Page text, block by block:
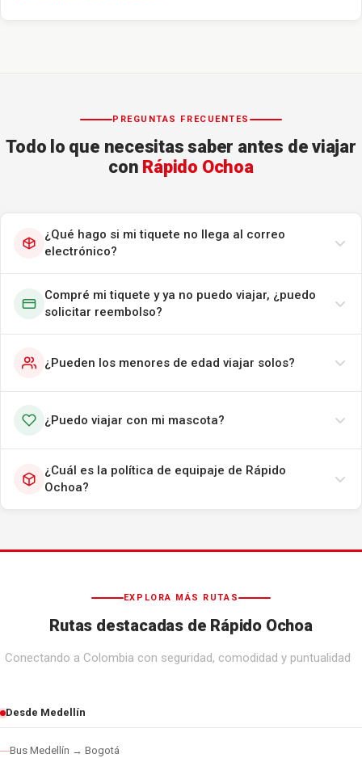
PREGUNTAS FRECUENTES
Todo lo que necesitas saber antes de viajar
con Rápido Ochoa
¿Qué hago si mi tiquete no llega al correo
electrónico?
Compré mi tiquete y ya no puedo viajar, ¿puedo
solicitar reembolso?
¿Pueden los menores de edad viajar solos?
¿Puedo viajar con mi mascota?
¿Cuál es la política de equipaje de Rápido
Ochoa?
EXPLORA MÁS RUTAS
Rutas destacadas de Rápido Ochoa
Conectando a Colombia con seguridad, comodidad y puntualidad
Desde Medellín
Bus Medellín → Bogotá